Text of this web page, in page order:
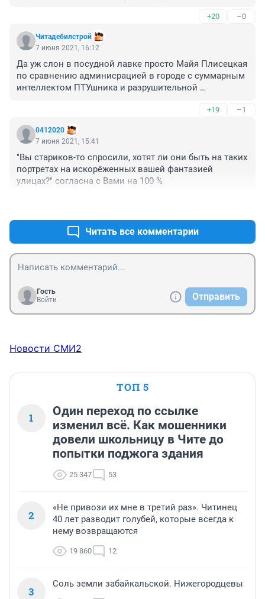
на площади об сапожниковско-яриловские хребтины
+20 –0
Читадебилстрой
7 июня 2021, 16:12
Да уж слон в посудной лавке просто Майя Плисецкая
по сравнению админисрацией в городе с суммарным
интеллектом ПТУшника и разрушительной
+19 –1
0412020
7 июня 2021, 15:41
"Вы стариков-то спросили, хотят ли они быть на таких
портретах на искорёженных вашей фантазией
улицах?" согласна с Вами на 100 %
Читать все комментарии
Гость
Войти
Отправить
Новости СМИ2
ТОП 5
1
Один переход по ссылке
изменил всё. Как мошенники
довели школьницу в Чите до
попытки поджога здания
25 347 53
2
«Не привози их мне в третий раз». Читинец
40 лет разводит голубей, которые всегда к
нему возвращаются
19 860 12
3
Соль земли забайкальской. Нижегородцевы